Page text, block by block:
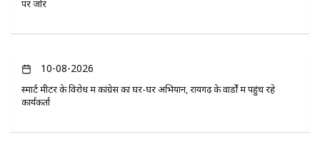
पर जोर
10-08-2026
स्मार्ट मीटर के विरोध में कांग्रेस का घर-घर अभियान, रायगढ़ के वार्डों में पहुंच रहे
कार्यकर्ता